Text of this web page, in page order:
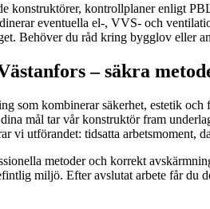
konstruktörer, kontrollplaner enligt
eventuella el-, VVS- och
Behöver du råd kring bygglov eller
– säkra
som kombinerar säkerhet, estetik
mål tar vår konstruktör fram
vi utförandet: tidsatta arbetsmoment,
metoder och korrekt
miljö. Efter avslutat arbete får du